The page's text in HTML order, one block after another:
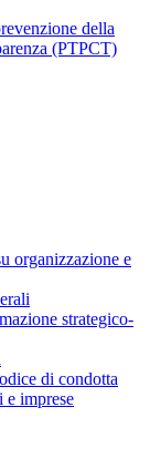
della
(PTPCT)
organizzazione e
strategico-
di condotta
imprese